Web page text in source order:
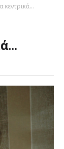
κεντρικά...